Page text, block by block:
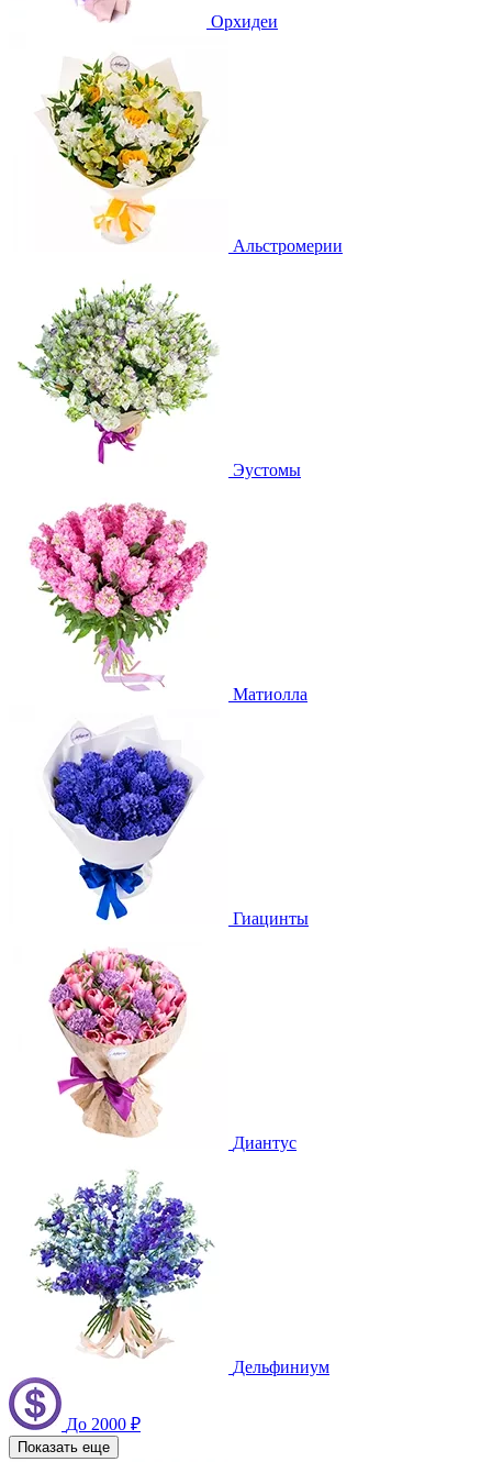
Орхидеи
Альстромерии
Эустомы
Матиолла
Гиацинты
Диантус
Дельфиниум
До 2000 ₽
Показать еще